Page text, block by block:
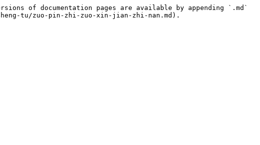
of documentation pages are available by appending `.md`
tu/zuo-pin-zhi-zuo-xin-jian-zhi-nan.md).